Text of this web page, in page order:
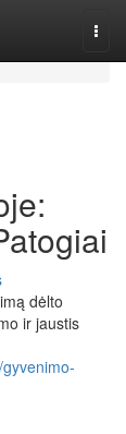
dėlto
ir jaustis